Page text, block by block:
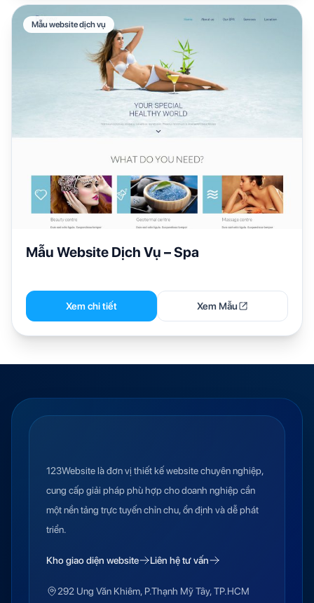
Mẫu website dịch vụ
Mẫu Website Dịch Vụ – Spa
Xem chi tiết Xem Mẫu
123Website là đơn vị thiết kế website chuyên nghiệp,
cung cấp giải pháp phù hợp cho doanh nghiệp cần
một nền tảng trực tuyến chỉn chu, ổn định và dễ phát
triển.
Kho giao diện website Liên hệ tư vấn
292 Ung Văn Khiêm, P.Thạnh Mỹ Tây, TP.HCM